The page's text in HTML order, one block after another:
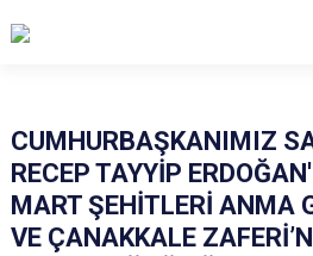
Bulanık
Hasköy
CUMHURBAŞKANIMIZ
RECEP TAYYİP
MART ŞEHİTLERİ ANMA
VE ÇANAKKALE